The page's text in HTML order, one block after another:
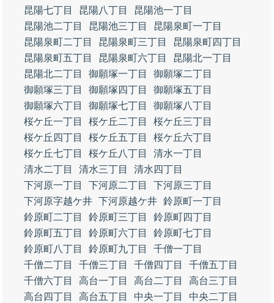
昆陽七丁目
昆陽八丁目
昆陽池一丁目
昆陽池二丁目
昆陽池三丁目
昆陽泉町一丁目
昆陽泉町二丁目
昆陽泉町三丁目
昆陽泉町四丁目
昆陽泉町五丁目
昆陽泉町六丁目
昆陽北一丁目
昆陽北二丁目
御願塚一丁目
御願塚二丁目
御願塚三丁目
御願塚四丁目
御願塚五丁目
御願塚六丁目
御願塚七丁目
御願塚八丁目
桜ケ丘一丁目
桜ケ丘二丁目
桜ケ丘三丁目
桜ケ丘四丁目
桜ケ丘五丁目
桜ケ丘六丁目
桜ケ丘七丁目
桜ケ丘八丁目
清水一丁目
清水二丁目
清水三丁目
清水四丁目
下河原一丁目
下河原二丁目
下河原三丁目
下河原字越ケ井 下河原越ケ井 鈴原町一丁目
鈴原町二丁目
鈴原町三丁目
鈴原町四丁目
鈴原町五丁目
鈴原町六丁目
鈴原町七丁目
鈴原町八丁目
鈴原町九丁目
千僧一丁目
千僧二丁目
千僧三丁目 千僧四丁目
千僧五丁目
千僧六丁目
高台一丁目 高台二丁目
高台三丁目
高台四丁目
高台五丁目 中央一丁目
中央二丁目